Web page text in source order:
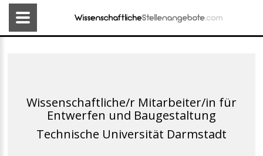
Wissenschaftliche/r Mitarbeiter/in für
Entwerfen und Baugestaltung
Technische Universität Darmstadt